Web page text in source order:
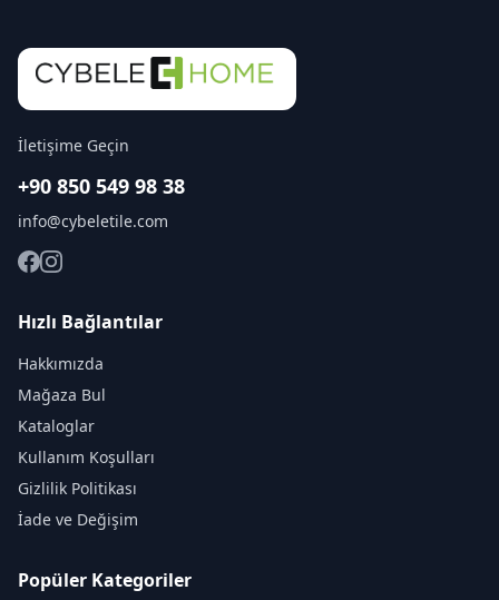
İletişime Geçin
+90 850 549 98 38
info@cybeletile.com
Hızlı Bağlantılar
Hakkımızda
Mağaza Bul
Kataloglar
Kullanım Koşulları
Gizlilik Politikası
İade ve Değişim
Popüler Kategoriler